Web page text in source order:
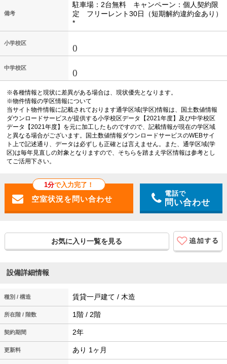
備考
駐車場：2台無料 キャンペーン：個人契約限
定 フリーレント30日（短期解約違約金あり）
*
小学校区
()
中学校区
()
※各種情報と現状に差異がある場合は、現状優先となります。
※物件情報の学区情報について
当サイト物件情報に記載されております通学区域(学区)情報は、国土数値情報
ダウンロードサービスが提供する小学校区データ【2021年度】及び中学校区
データ【2021年度】を元に加工したものですので、記載情報が現在の学区域
と異なる場合がございます。国土数値情報ダウンロードサービスのWEBサイ
ト上で記述通り、データは必ずしも正確とは言えません。また、通学区域(学
区)は毎年見直しの対象となりますので、そちらを踏まえ学区情報は参考とし
てご活用下さい。
1分で入力完了！
電話で
問い合わせ
お気に入り一覧を見る
設備詳細情報
種別 / 構造 賃貸一戸建て / 木造
所在階 / 階数 1階 / 2階
契約期間 2年
更新料 あり 1ヶ月